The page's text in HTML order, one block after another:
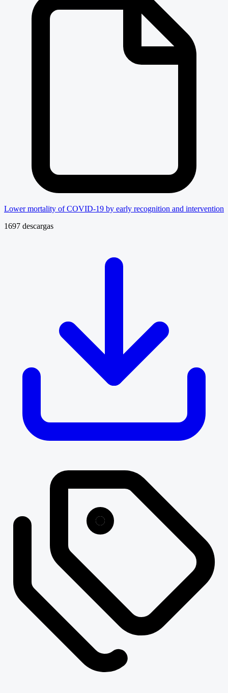
Lower mortality of COVID-19 by early recognition and intervention
1697 descargas